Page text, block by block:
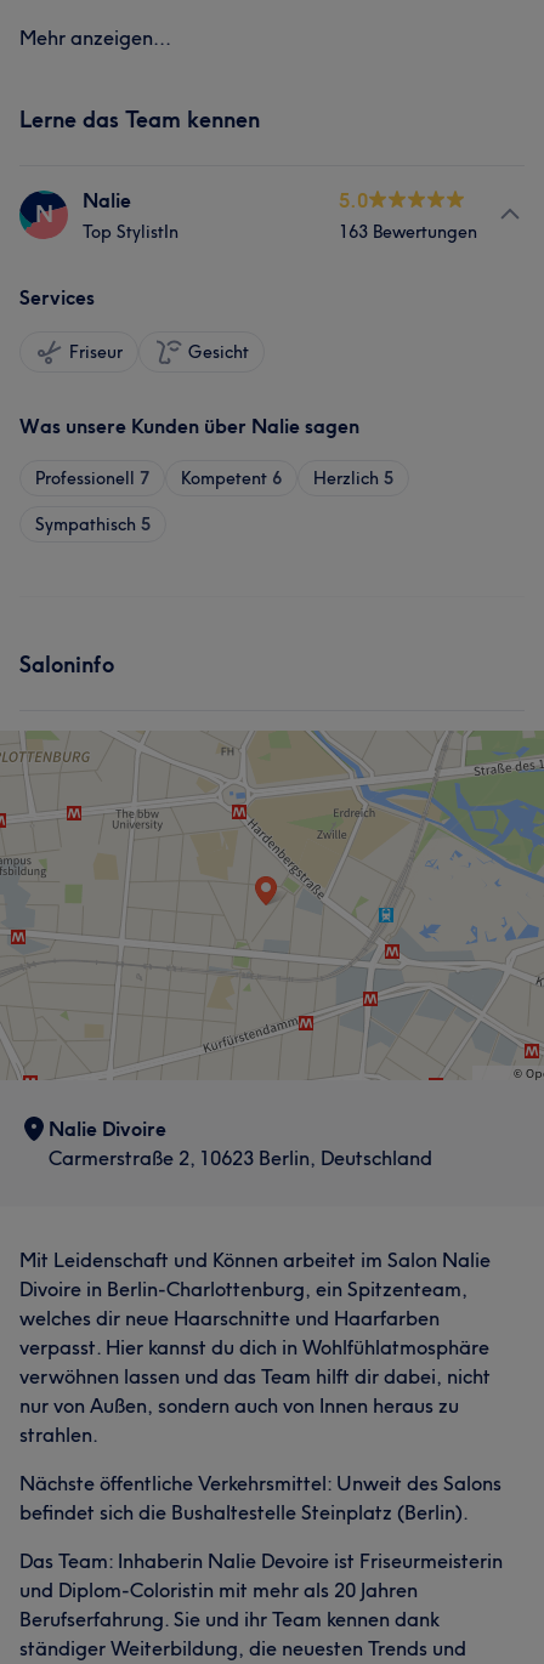
Mehr anzeigen...
Lerne das Team kennen
N Nalie
Top StylistIn
5.0
163 Bewertungen
Services
Friseur Gesicht
Was unsere Kunden über Nalie sagen
Professionell 7 Kompetent 6 Herzlich 5
Sympathisch 5
Saloninfo
Nalie Divoire
Carmerstraße 2, 10623 Berlin, Deutschland
Mit Leidenschaft und Können arbeitet im Salon Nalie
Divoire in Berlin-Charlottenburg, ein Spitzenteam,
welches dir neue Haarschnitte und Haarfarben
verpasst. Hier kannst du dich in Wohlfühlatmosphäre
verwöhnen lassen und das Team hilft dir dabei, nicht
nur von Außen, sondern auch von Innen heraus zu
strahlen.
Nächste öffentliche Verkehrsmittel: Unweit des Salons
befindet sich die Bushaltestelle Steinplatz (Berlin).
Das Team: Inhaberin Nalie Devoire ist Friseurmeisterin
und Diplom-Coloristin mit mehr als 20 Jahren
Berufserfahrung. Sie und ihr Team kennen dank
ständiger Weiterbildung, die neuesten Trends und